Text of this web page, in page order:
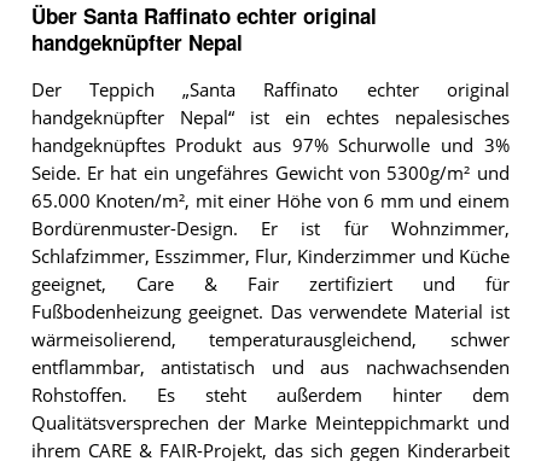
Über Santa Raffinato echter original
handgeknüpfter Nepal
Der Teppich „Santa Raffinato echter original
handgeknüpfter Nepal“ ist ein echtes nepalesisches
handgeknüpftes Produkt aus 97% Schurwolle und 3%
Seide. Er hat ein ungefähres Gewicht von 5300g/m² und
65.000 Knoten/m², mit einer Höhe von 6 mm und einem
Bordürenmuster-Design. Er ist für Wohnzimmer,
Schlafzimmer, Esszimmer, Flur, Kinderzimmer und Küche
geeignet, Care & Fair zertifiziert und für
Fußbodenheizung geeignet. Das verwendete Material ist
wärmeisolierend, temperaturausgleichend, schwer
entflammbar, antistatisch und aus nachwachsenden
Rohstoffen. Es steht außerdem hinter dem
Qualitätsversprechen der Marke Meinteppichmarkt und
ihrem CARE & FAIR-Projekt, das sich gegen Kinderarbeit